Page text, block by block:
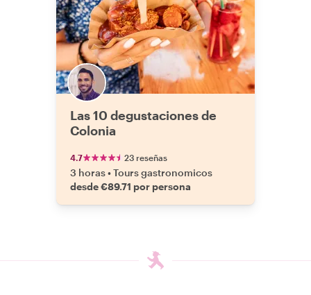
Las 10 degustaciones de
Colonia
4.7 23 reseñas
3 horas•Tours gastronomicos
desde €89.71 por persona